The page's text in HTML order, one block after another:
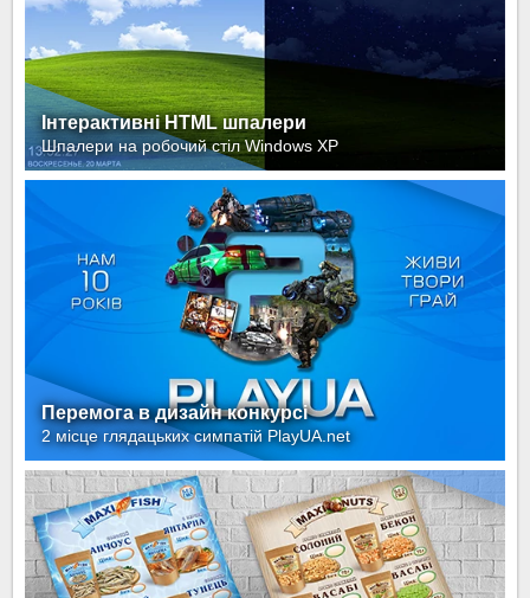
Інтерактивні HTML шпалери
Шпалери на робочий стіл Windows XP
Перемога в дизайн конкурсі
2 місце глядацьких симпатій PlayUA.net